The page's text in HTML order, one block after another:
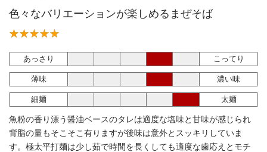
色々なバリエーションが楽しめるまぜそば
あっさり こってり
薄味 濃い味
細麺 太麺
魚粉の香り漂う醤油ベースのタレは適度な塩味と甘味が感じられ
背脂の量もそこそこ有りますが後味は意外とスッキリしていま
す。極太平打麺は少し茹で時間を長くしても適度な歯応えとモチ